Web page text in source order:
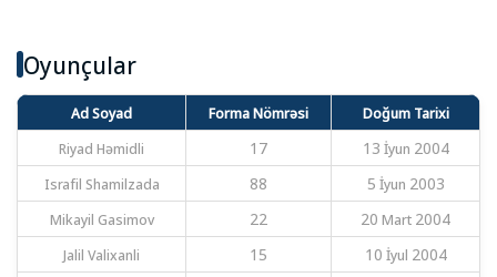
Oyunçular
Ad Soyad Forma Nömrəsi
Doğum Tarixi
Riyad Həmidli
17
13 İyun 2004
Israfil Shamilzada
88
5 İyun 2003
Mikayil Gasimov
22
20 Mart 2004
Jalil Valixanli
15
10 İyul 2004